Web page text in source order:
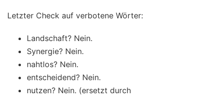
Letzter Check auf verbotene Wörter:
Landschaft? Nein.
Synergie? Nein.
nahtlos? Nein.
entscheidend? Nein.
nutzen? Nein. (ersetzt durch